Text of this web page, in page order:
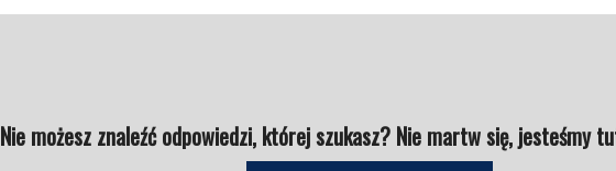
Nie możesz znaleźć odpowiedzi, której szukasz? Nie martw się, jesteśmy